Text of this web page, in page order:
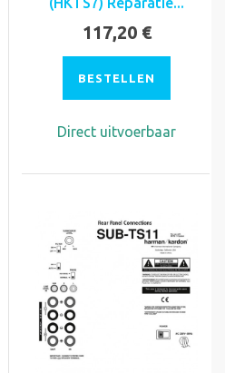
117,20 €
BESTELLEN
Direct uitvoerbaar